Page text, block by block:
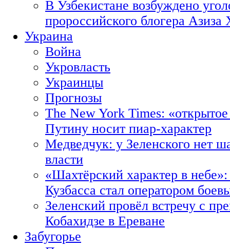
В Узбекистане возбуждено
пророссийского блогера Азиза
Украина
Война
Укровласть
Украинцы
Прогнозы
The New York Times:
Путину носит пиар-характер
Медведчук: у Зеленского нет
власти
«Шахтёрский характер в
Кузбасса стал оператором
Зеленский провёл встречу с
Кобахидзе в Ереване
Забугорье